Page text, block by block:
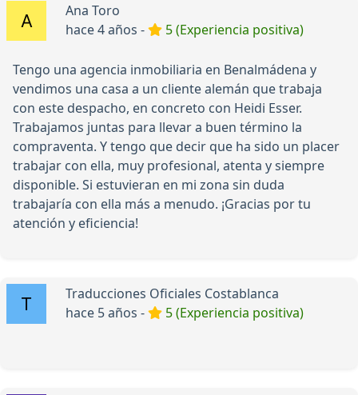
Ana Toro
hace 4 años -
5 (Experiencia positiva)
Tengo una agencia inmobiliaria en Benalmádena y
vendimos una casa a un cliente alemán que trabaja
con este despacho, en concreto con Heidi Esser.
Trabajamos juntas para llevar a buen término la
compraventa. Y tengo que decir que ha sido un placer
trabajar con ella, muy profesional, atenta y siempre
disponible. Si estuvieran en mi zona sin duda
trabajaría con ella más a menudo. ¡Gracias por tu
atención y eficiencia!
Traducciones Oficiales Costablanca
hace 5 años -
5 (Experiencia positiva)